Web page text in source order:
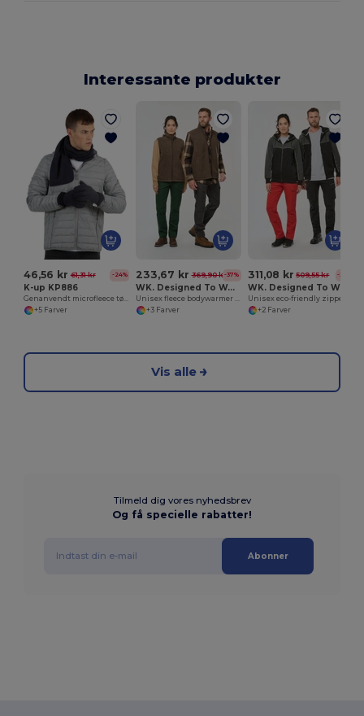
Interessante produkter
46,56 kr 61,31 kr -24%
K-up KP886
+5 Farver
233,67 kr 369,90 kr-37%
WK. Designed To Work WK610
+3 Farver
311,08 kr 509,55 kr -39%
WK. Designed To Work WK410
+2 Farver
Vis alle
Tilmeld dig vores nyhedsbrev
Og få specielle rabatter!
Abonner